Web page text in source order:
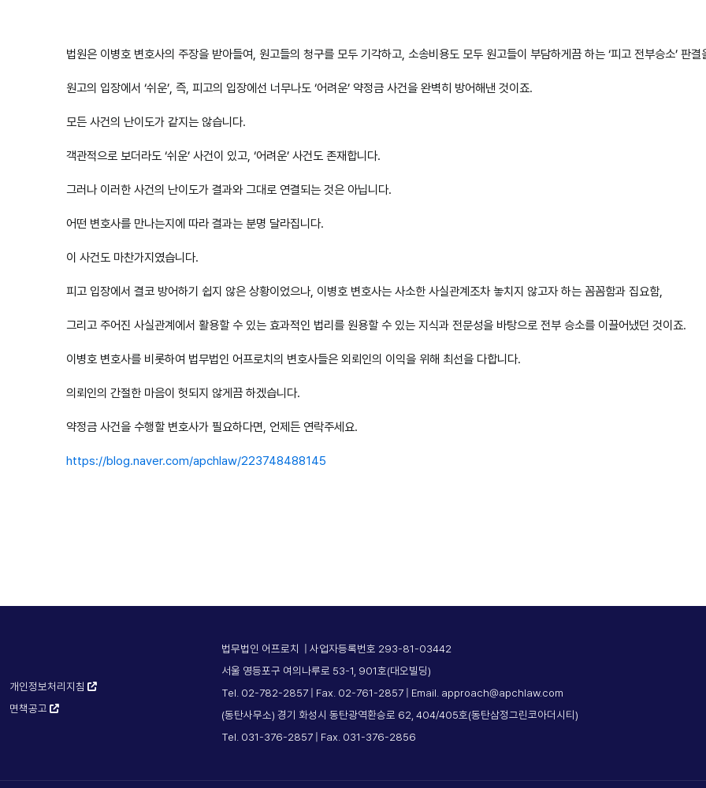
법원은 이병호 변호사의 주장을 받아들여, 원고들의 청구를 모두 기각하고, 소송비용도 모두 원고들이 부담하게끔 하는 ‘피고 전부승소’ 판결
원고의 입장에서 ‘쉬운’, 즉, 피고의 입장에선 너무나도 ‘어려운’ 약정금 사건을 완벽히 방어해낸 것이죠.
모든 사건의 난이도가 같지는 않습니다.
객관적으로 보더라도 ‘쉬운’ 사건이 있고, ‘어려운’ 사건도 존재합니다.
그러나 이러한 사건의 난이도가 결과와 그대로 연결되는 것은 아닙니다.
​어떤 변호사를 만나는지에 따라 결과는 분명 달라집니다.
​이 사건도 마찬가지였습니다.
​피고 입장에서 결코 방어하기 쉽지 않은 상황이었으나, 이병호 변호사는 사소한 사실관계조차 놓치지 않고자 하는 꼼꼼함과 집요함,
그리고 주어진 사실관계에서 활용할 수 있는 효과적인 법리를 원용할 수 있는 지식과 전문성을 바탕으로 전부 승소를 이끌어냈던 것이죠.
이병호 변호사를 비롯하여 법무법인 어프로치의 변호사들은 외뢰인의 이익을 위해 최선을 다합니다.
의뢰인의 간절한 마음이 헛되지 않게끔 하겠습니다.
약정금 사건을 수행할 변호사가 필요하다면, 언제든 연락주세요.
https://blog.naver.com/apchlaw/223748488145
개인정보처리지침
면책공고
법무법인 어프로치 | 사업자등록번호 293-81-03442
서울 영등포구 여의나루로 53-1, 901호(대오빌딩)
Tel. 02-782-2857 | Fax. 02-761-2857 | Email. approach@apchlaw.com
(동탄사무소) 경기 화성시 동탄광역환승로 62, 404/405호(동탄삼정그린코아더시티)
Tel. 031-376-2857 | Fax. 031-376-2856